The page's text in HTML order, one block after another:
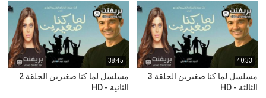
40:33
مسلسل لما كنا صغيرين الحلقة 3
الثالثة - HD
38:45
مسلسل لما كنا صغيرين الحلقة 2
الثانية - HD